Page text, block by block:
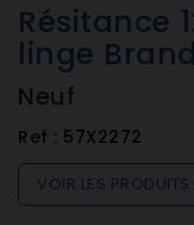
Résitance
linge
Neuf
Ref : 57X2272
VOIR LES